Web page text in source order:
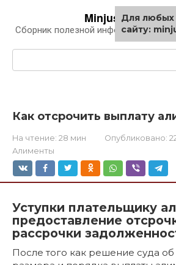
контенту
Minjust-irk.ru
Сборник полезной информации про
Как отсрочить выплату
На чтение: 28 мин Опубликовано:
Алименты
Уступки плательщику
предоставление
рассрочки
После того как решение суда об
Для
сайту: